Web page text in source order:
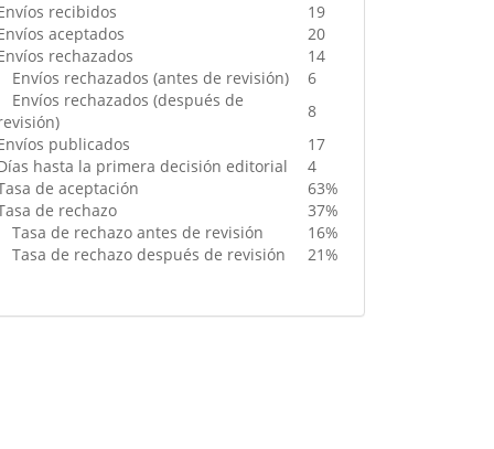
recibidos
19
aceptados
20
rechazados
14
Envíos rechazados (antes de revisión)
6
Envíos rechazados (después de
8
publicados
17
hasta la primera decisión editorial
4
de aceptación
63%
de rechazo
37%
Tasa de rechazo antes de revisión
16%
Tasa de rechazo después de revisión
21%